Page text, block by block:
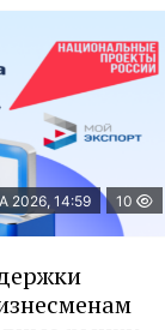
2026, 14:59 10